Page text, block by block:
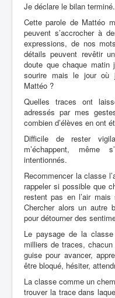
Je déclare le bilan terminé.
Cette parole de Mattéo
peuvent s’accrocher à
expressions, de nos
détails peuvent revêtir
doute que chaque matin
sourire mais le jour
Mattéo ?
Quelles traces ont
adressés par mes
combien d’élèves en ont
Difficile de rester
m’échappent,
intentionnés.
Recommencer la classe
rappeler si possible que
restent pas en l’air
Chercher alors un autre
pour détourner des
Le paysage de la
milliers de traces,
guise pour avancer,
être bloqué, hésiter,
La classe comme un
trouver la trace dans